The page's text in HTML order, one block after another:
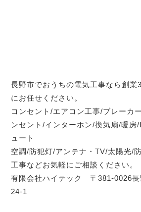
長野市でおうちの電気工事なら創業
にお任せください。
コンセント/エアコン工事/ブレーカ
ンセント/インターホン/換気扇/暖房
ュート
空調/防犯灯/アンテナ・TV/太陽光/
工事などお気軽にご相談ください。
有限会社ハイテック 〒381-0026長
24-1